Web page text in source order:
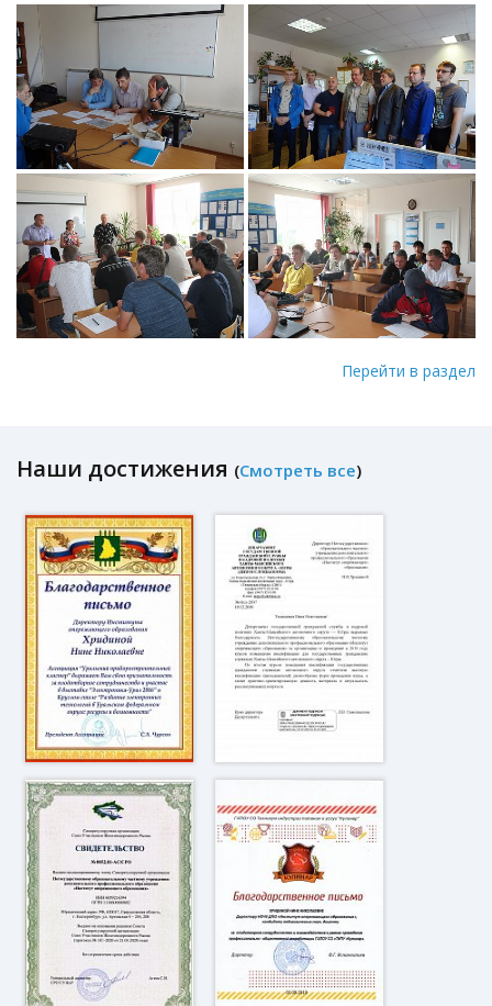
Перейти в раздел
Наши достижения (Смотреть все)